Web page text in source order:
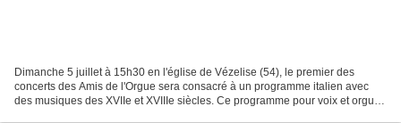
Dimanche 5 juillet à 15h30 en l'église de Vézelise (54), le premier des
concerts des Amis de l'Orgue sera consacré à un programme italien avec
des musiques des XVIIe et XVIIIe siècles. Ce programme pour voix et orgue